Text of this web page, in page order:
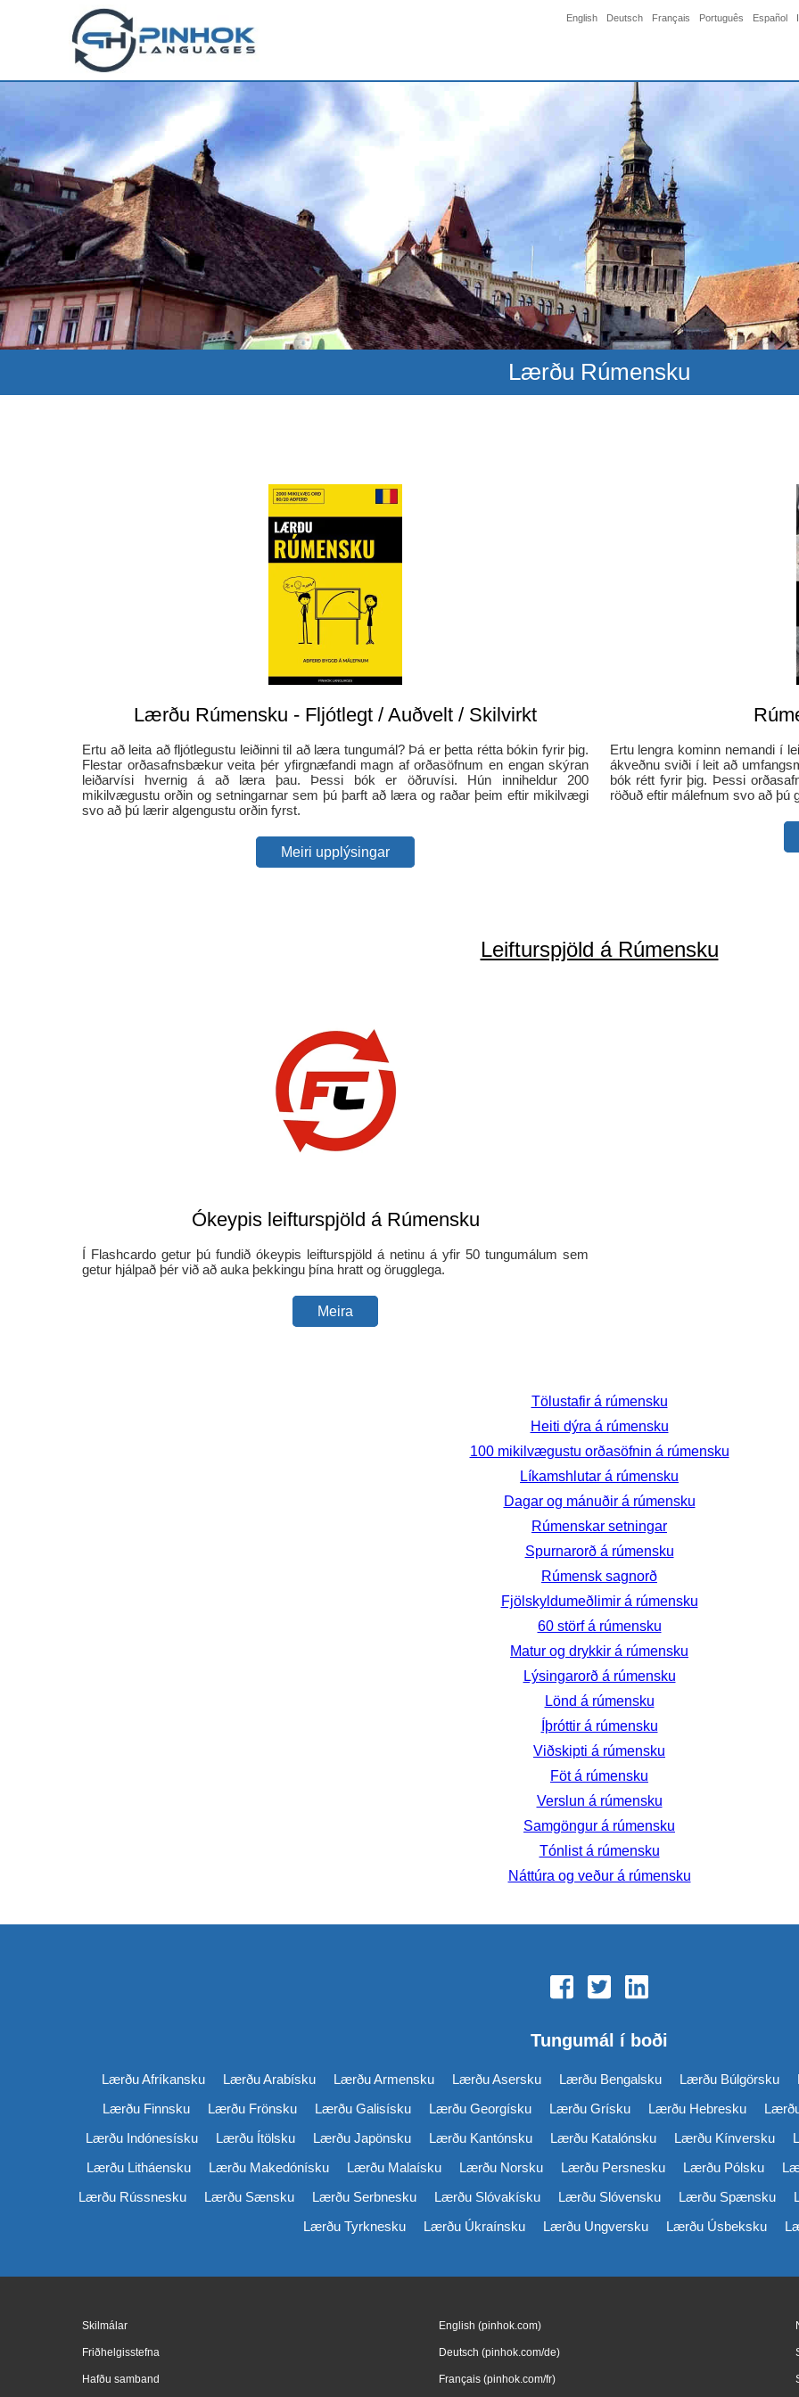
English Deutsch Français Português Español
Lærðu Rúmensku
Lærðu Rúmensku - Fljótlegt / Auðvelt / Skilvirkt
Ertu að leita að fljótlegustu leiðinni til að læra tungumál? Þá er þetta rétta bókin fyrir þig.
Flestar orðasafnsbækur veita þér yfirgnæfandi magn af orðasöfnum en engan skýran
leiðarvísi hvernig á að læra þau. Þessi bók er öðruvísi. Hún inniheldur 200
mikilvægustu orðin og setningarnar sem þú þarft að læra og raðar þeim eftir mikilvægi
svo að þú lærir algengustu orðin fyrst.
Meiri upplýsingar
Ertu lengra kominn nemandi í
ákveðnu sviði í leit að
bók rétt fyrir þig. Þessi
röðuð eftir málefnum svo að þú
Leifturspjöld á Rúmensku
Ókeypis leifturspjöld á Rúmensku
Í Flashcardo getur þú fundið ókeypis leifturspjöld á netinu á yfir 50 tungumálum sem
getur hjálpað þér við að auka þekkingu þína hratt og örugglega.
Meira
Tölustafir á rúmensku
Heiti dýra á rúmensku
100 mikilvægustu orðasöfnin á rúmensku
Líkamshlutar á rúmensku
Dagar og mánuðir á rúmensku
Rúmenskar setningar
Spurnarorð á rúmensku
Rúmensk sagnorð
Fjölskyldumeðlimir á rúmensku
60 störf á rúmensku
Matur og drykkir á rúmensku
Lýsingarorð á rúmensku
Lönd á rúmensku
Íþróttir á rúmensku
Viðskipti á rúmensku
Föt á rúmensku
Verslun á rúmensku
Samgöngur á rúmensku
Tónlist á rúmensku
Náttúra og veður á rúmensku
Tungumál í boði
Lærðu Afríkansku Lærðu Arabísku Lærðu Armensku Lærðu Asersku Lærðu Bengalsku Lærðu Búlgörsku
Lærðu Finnsku
Lærðu Frönsku Lærðu Galisísku Lærðu Georgísku Lærðu Grísku Lærðu Hebresku
Lærðu Indónesísku
Lærðu Ítölsku Lærðu Japönsku Lærðu Kantónsku Lærðu Katalónsku Lærðu Kínversku
Lærðu Litháensku
Lærðu Makedónísku Lærðu Malaísku Lærðu Norsku Lærðu Persnesku Lærðu Pólsku
Lærðu Rússnesku
Lærðu Sænsku Lærðu Serbnesku Lærðu Slóvakísku Lærðu Slóvensku Lærðu Spænsku
Lærðu Tyrknesku
Lærðu Úkraínsku Lærðu Ungversku Lærðu Úsbeksku
Skilmálar
Friðhelgisstefna
Hafðu samband
English (pinhok.com)
Deutsch (pinhok.com/de)
Français (pinhok.com/fr)